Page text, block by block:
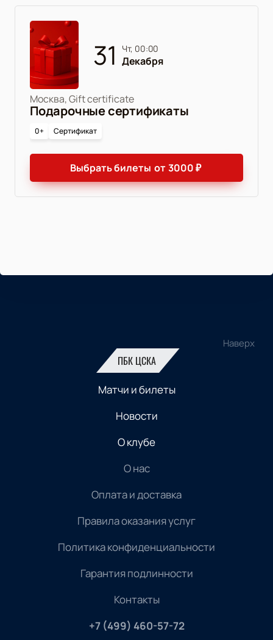
31 чт, 00:00
Декабря
Москва, Gift certificate
Подарочные сертификаты
0+ Сертификат
Выбрать билеты от 3000₽
Наверх
ПБК ЦСКА
Матчи и билеты
Новости
О клубе
О нас
Оплата и доставка
Правила оказания услуг
Политика конфиденциальности
Гарантия подлинности
Контакты
+7 (499) 460-57-72